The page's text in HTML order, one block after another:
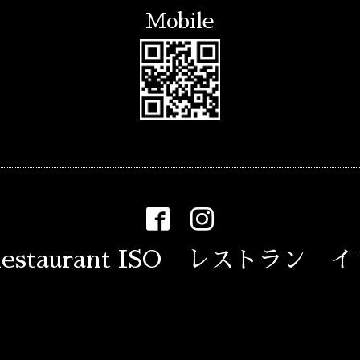
Mobile
ISO レストラン イ